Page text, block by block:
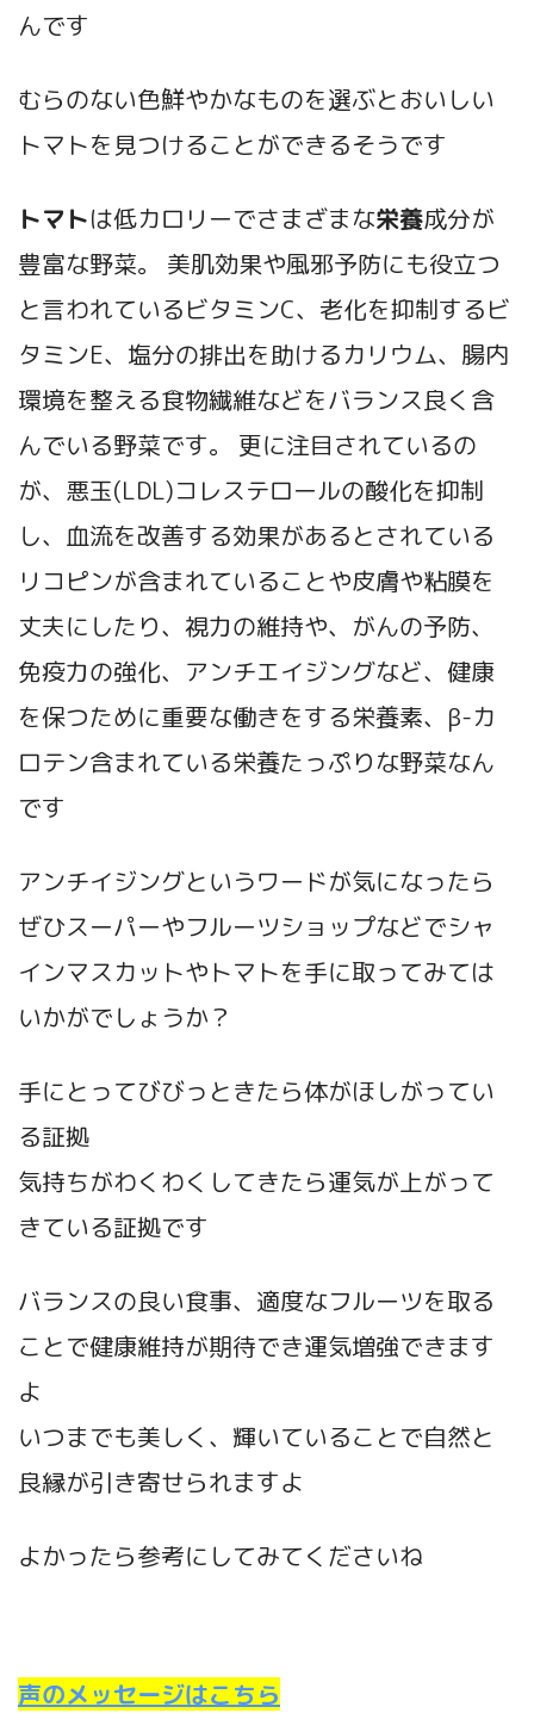
んです
むらのない色鮮やかなものを選ぶとおいしい
トマトを見つけることができるそうです
トマトは低カロリーでさまざまな栄養成分が
豊富な野菜。 美肌効果や風邪予防にも役立つ
と言われているビタミンC、老化を抑制するビ
タミンE、塩分の排出を助けるカリウム、腸内
環境を整える食物繊維などをバランス良く含
んでいる野菜です。 更に注目されているの
が、悪⽟(LDL)コレステロールの酸化を抑制
し、⾎流を改善する効果があるとされている
リコピンが含まれていることや皮膚や粘膜を
丈夫にしたり、視力の維持や、がんの予防、
免疫力の強化、アンチエイジングなど、健康
を保つために重要な働きをする栄養素、β-カ
ロテン含まれている栄養たっぷりな野菜なん
です
アンチイジングというワードが気になったら
ぜひスーパーやフルーツショップなどでシャ
インマスカットやトマトを手に取ってみては
いかがでしょうか？
手にとってびびっときたら体がほしがってい
る証拠
気持ちがわくわくしてきたら運気が上がって
きている証拠です
バランスの良い食事、適度なフルーツを取る
ことで健康維持が期待でき運気増強できます
よ
いつまでも美しく、輝いていることで自然と
良縁が引き寄せられますよ
よかったら参考にしてみてくださいね
声のメッセージはこちら